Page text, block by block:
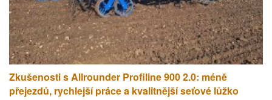
Zkušenosti s Allrounder Profiline 900 2.0: méně
přejezdů, rychlejší práce a kvalitnější seťové lůžko